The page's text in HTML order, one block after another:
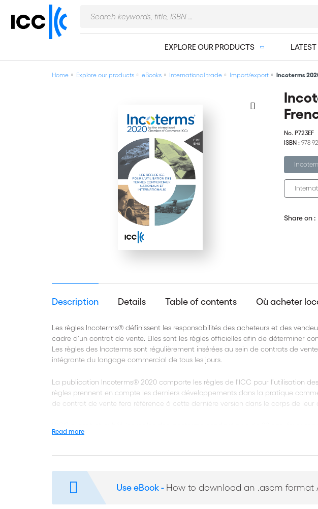
EXPLORE OUR PRODUCTS
Home Explore our products eBooks International trade Import/export Incoterms
No. P723EF
ISBN : 978-
Share on :
Description Details Table of contents Où acheter
Les règles Incoterms® définissent les responsabilités des acheteurs et des
cadre d’un contrat de vente. Elles sont les règles officielles afin de déterminer
Les règles des Incoterms sont régulièrement insérées au sein de contrats de
intégrante du langage commercial de tous les jours.
La publication Incoterms® 2020 comporte les règles de l’ICC pour l’utilisation
règles prennent en compte les derniers développements dans la pratique
de contrat de vente fera référence à cette dernière version dans le corps de leur
transporteurs, assureurs et étudiants sur la scène internationale des règles et
Discoverthe key changes in
Read more
Use eBook - How to download an .ascm format